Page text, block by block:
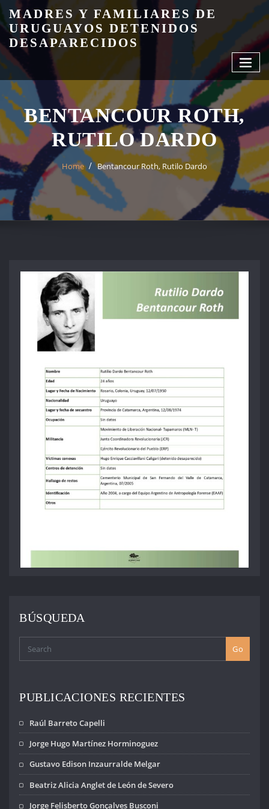
Skip
to
content
MADRES Y FAMILIARES DE
URUGUAYOS DETENIDOS
DESAPARECIDOS
BENTANCOUR ROTH,
RUTILO DARDO
Home Bentancour Roth, Rutilo Dardo
BÚSQUEDA
Go
PUBLICACIONES RECIENTES
Raúl Barreto Capelli
Jorge Hugo Martínez Horminoguez
Gustavo Edison Inzaurralde Melgar
Beatriz Alicia Anglet de León de Severo
Jorge Felisberto Gonçalves Busconi